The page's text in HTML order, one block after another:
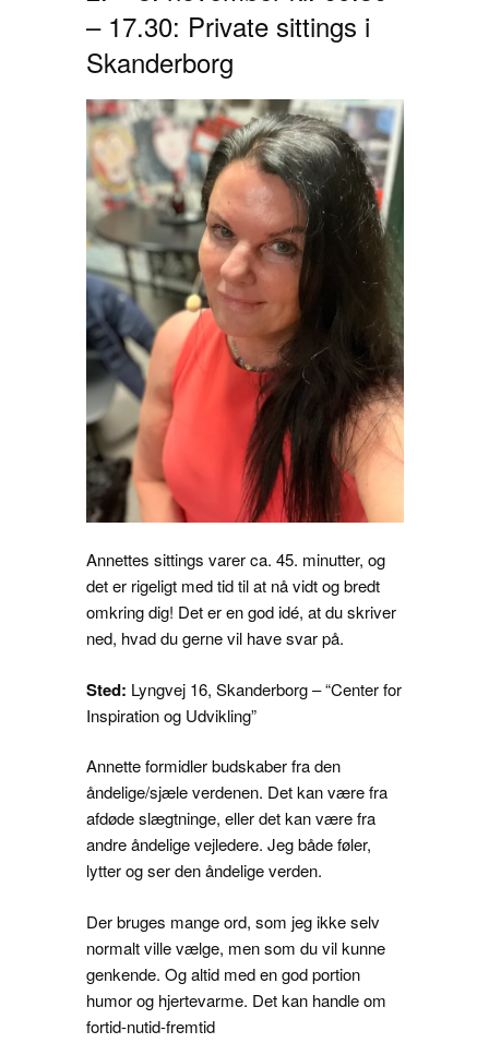
– 17.30: Private sittings i
Skanderborg
Annettes sittings varer ca. 45. minutter, og
det er rigeligt med tid til at nå vidt og bredt
omkring dig! Det er en god idé, at du skriver
ned, hvad du gerne vil have svar på.
Sted: Lyngvej 16, Skanderborg – “Center for
Inspiration og Udvikling”
Annette formidler budskaber fra den
åndelige/sjæle verdenen. Det kan være fra
afdøde slægtninge, eller det kan være fra
andre åndelige vejledere. Jeg både føler,
lytter og ser den åndelige verden.
Der bruges mange ord, som jeg ikke selv
normalt ville vælge, men som du vil kunne
genkende. Og altid med en god portion
humor og hjertevarme. Det kan handle om
fortid-nutid-fremtid